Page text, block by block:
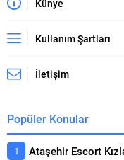
Künye
Kullanım Şartları
İletişim
Popüler Konular